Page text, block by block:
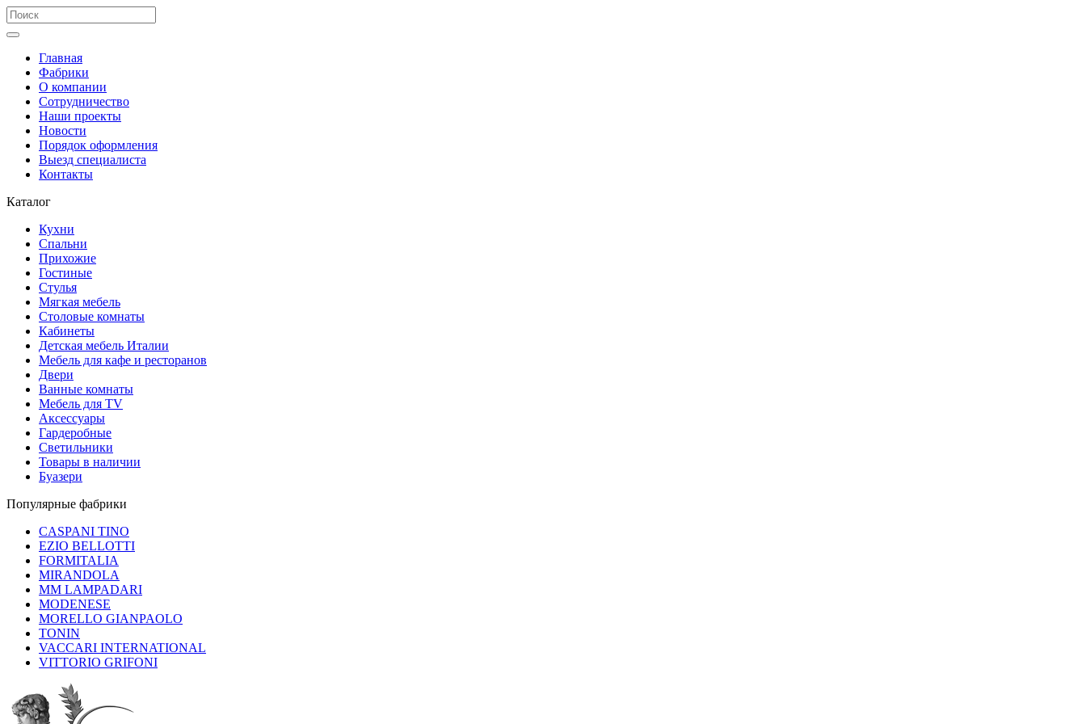
Главная
Фабрики
О компании
Сотрудничество
Наши проекты
Новости
Порядок оформления
Выезд специалиста
Контакты
Каталог
Кухни
Спальни
Прихожие
Гостиные
Стулья
Мягкая мебель
Столовые комнаты
Кабинеты
Детская мебель Италии
Мебель для кафе и ресторанов
Двери
Ванные комнаты
Мебель для TV
Аксессуары
Гардеробные
Светильники
Товары в наличии
Буазери
Популярные фабрики
CASPANI TINO
EZIO BELLOTTI
FORMITALIA
MIRANDOLA
MM LAMPADARI
MODENESE
MORELLO GIANPAOLO
TONIN
VACCARI INTERNATIONAL
VITTORIO GRIFONI